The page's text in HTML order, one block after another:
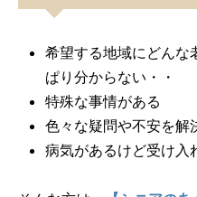
希望する地域にどんな
ぱり分からない・・
特殊な事情がある
色々な疑問や不安を解
病気があるけど受け入